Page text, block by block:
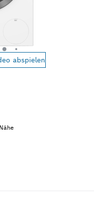
abspielen
basierend auf